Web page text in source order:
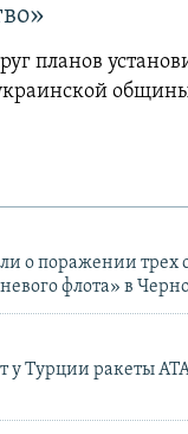
планов
о поражении трех
флота» в
у Турции ракеты